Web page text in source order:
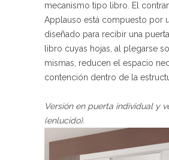
mecanismo tipo libro. El
Applauso está compuesto por
diseñado para recibir una
libro cuyas hojas, al plegarse
mismas, reducen el espacio
contención dentro de la
Versión en puerta individual y
(enlucido).